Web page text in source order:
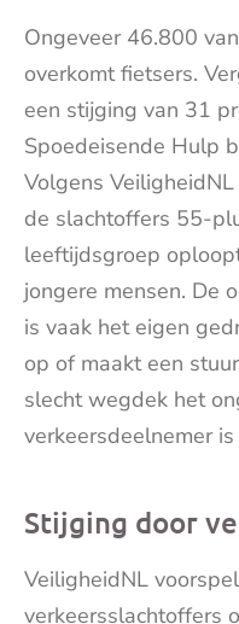
Ongeveer 46.800
overkomt fietsers.
een stijging van 31
Spoedeisende Hulp
Volgens
de slachtoffers 55-
leeftijdsgroep
jongere mensen. De
is vaak het eigen
op of maakt een
slecht wegdek het
verkeersdeelnemer
Stijging door
VeiligheidNL
verkeersslachtoffers